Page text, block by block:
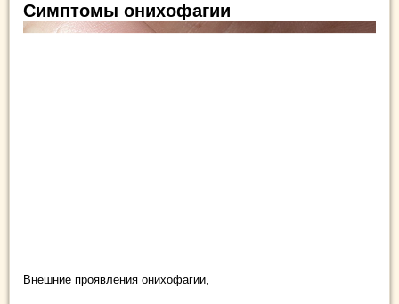
Симптомы онихофагии
Внешние проявления онихофагии,